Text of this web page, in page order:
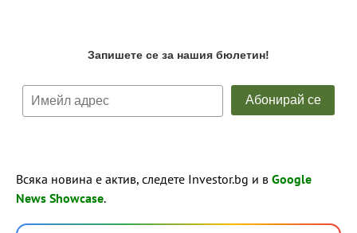
Всяка новина е актив, следете Investor.bg и в Google
News Showcase.